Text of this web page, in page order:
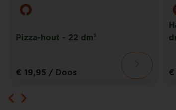
Pizza-hout - 22 dm³
€ 19,95 / Doos €